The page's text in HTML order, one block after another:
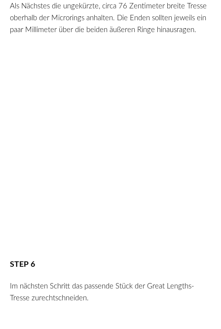
Als Nächstes die ungekürzte, circa 76 Zentimeter breite Tresse
oberhalb der Microrings anhalten. Die Enden sollten jeweils ein
paar Millimeter über die beiden äußeren Ringe hinausragen.
STEP 6
Im nächsten Schritt das passende Stück der Great Lengths-
Tresse zurechtschneiden.